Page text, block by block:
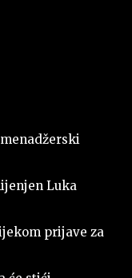
menadžerski
Luka
prijave za